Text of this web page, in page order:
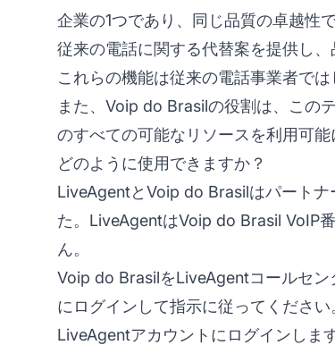
企業の1つであり、同じ品質の卓越性
従来の電話に関する代替案を提供し
これらの機能は従来の電話事業者では
また、Voip do Brasilの役割は、この
のすべての可能なリソースを利用可
どのように使用できますか？
LiveAgentとVoip do Brasilはパート
た。LiveAgentはVoip do Brasil VoIP
ん。
Voip do BrasilをLiveAgentコールセ
にログインして指示に従ってください
LiveAgentアカウントにログインしま